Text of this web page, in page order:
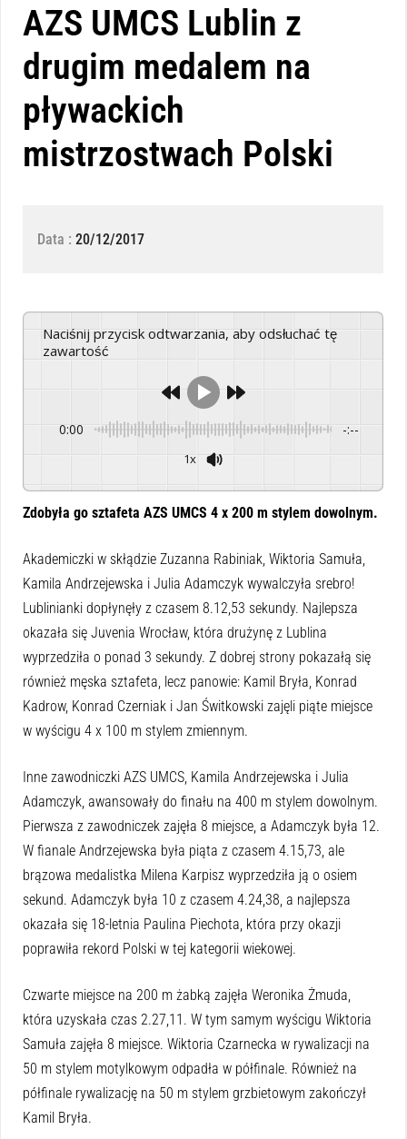
AZS UMCS Lublin z
drugim medalem na
pływackich
mistrzostwach Polski
Data : 20/12/2017
Naciśnij przycisk odtwarzania, aby odsłuchać tę
zawartość
0:00 -:--
1x
Zdobyła go sztafeta AZS UMCS 4 x 200 m stylem dowolnym.
Akademiczki w skłądzie Zuzanna Rabiniak, Wiktoria Samuła,
Kamila Andrzejewska i Julia Adamczyk wywalczyła srebro!
Lublinianki dopłynęły z czasem 8.12,53 sekundy. Najlepsza
okazała się Juvenia Wrocław, która drużynę z Lublina
wyprzedziła o ponad 3 sekundy. Z dobrej strony pokazałą się
również męska sztafeta, lecz panowie: Kamil Bryła, Konrad
Kadrow, Konrad Czerniak i Jan Świtkowski zajęli piąte miejsce
w wyścigu 4 x 100 m stylem zmiennym.
Inne zawodniczki AZS UMCS, Kamila Andrzejewska i Julia
Adamczyk, awansowały do finału na 400 m stylem dowolnym.
Pierwsza z zawodniczek zajęła 8 miejsce, a Adamczyk była 12.
W fianale Andrzejewska była piąta z czasem 4.15,73, ale
brązowa medalistka Milena Karpisz wyprzedziła ją o osiem
sekund. Adamczyk była 10 z czasem 4.24,38, a najlepsza
okazała się 18-letnia Paulina Piechota, która przy okazji
poprawiła rekord Polski w tej kategorii wiekowej.
Czwarte miejsce na 200 m żabką zajęła Weronika Żmuda,
która uzyskała czas 2.27,11. W tym samym wyścigu Wiktoria
Samuła zajęła 8 miejsce. Wiktoria Czarnecka w rywalizacji na
50 m stylem motylkowym odpadła w półfinale. Również na
półfinale rywalizację na 50 m stylem grzbietowym zakończył
Kamil Bryła.